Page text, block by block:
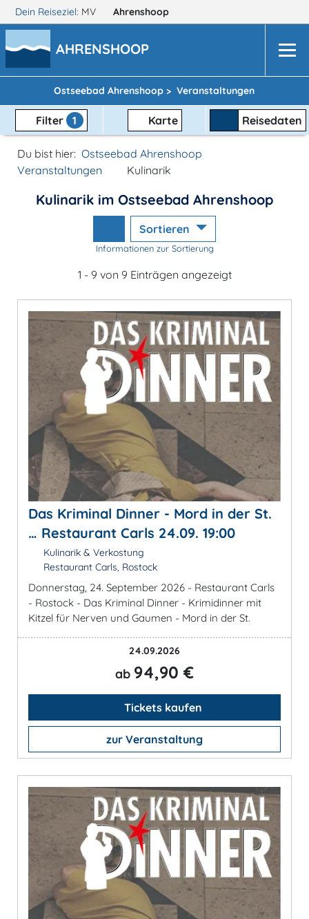
Dein Reiseziel: MV Ahrenshoop
AHRENSHOOP
Ostseebad Ahrenshoop > Veranstaltungen
Filter 1 Karte Reisedaten
Du bist hier: Ostseebad Ahrenshoop
Veranstaltungen
Kulinarik
Kulinarik im Ostseebad Ahrenshoop
Sortieren
Informationen zur Sortierung
1 - 9 von 9 Einträgen angezeigt
Das Kriminal Dinner - Mord in der St.
… Restaurant Carls 24.09. 19:00
Kulinarik & Verkostung
Restaurant Carls, Rostock
Donnerstag, 24. September 2026 - Restaurant Carls
- Rostock - Das Kriminal Dinner - Krimidinner mit
Kitzel für Nerven und Gaumen - Mord in der St.
24.09.2026
ab 94,90 €
Tickets kaufen
zur Veranstaltung